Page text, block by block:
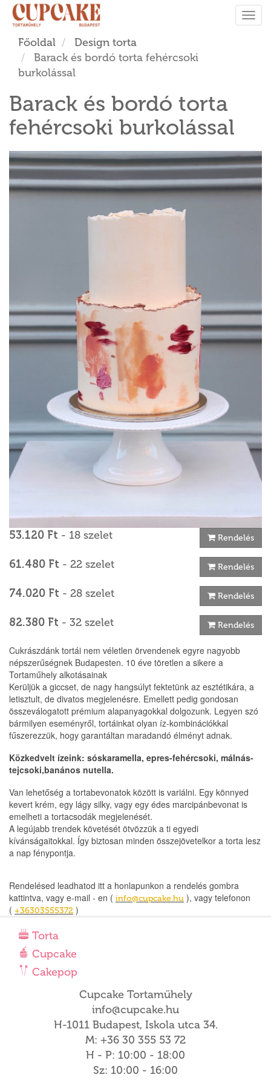
Főoldal
Design torta
Barack és bordó torta fehércsoki
burkolással
Barack és bordó torta
fehércsoki burkolással
53.120 Ft - 18 szelet Rendelés
61.480 Ft - 22 szelet Rendelés
74.020 Ft - 28 szelet Rendelés
82.380 Ft - 32 szelet Rendelés
Cukrászdánk tortái nem véletlen örvendenek egyre nagyobb
népszerűségnek Budapesten. 10 éve töretlen a sikere a
Tortaműhely alkotásainak
Kerüljük a giccset, de nagy hangsúlyt fektetünk az esztétikára, a
letisztult, de divatos megjelenésre. Emellett pedig gondosan
összeválogatott prémium alapanyagokkal dolgozunk. Legyen szó
bármilyen eseményről, tortáinkat olyan íz-kombinációkkal
fűszerezzük, hogy garantáltan maradandó élményt adnak.
Közkedvelt ízeink: sóskaramella, epres-fehércsoki, málnás-
tejcsoki,banános nutella.
Van lehetőség a tortabevonatok között is variálni. Egy könnyed
kevert krém, egy lágy silky, vagy egy édes marcipánbevonat is
emelheti a tortacsodák megjelenését.
A legújabb trendek követését ötvözzük a ti egyedi
kívánságaitokkal. Így biztosan minden összejövetelkor a torta lesz
a nap fénypontja.
Rendelésed leadhatod itt a honlapunkon a rendelés gombra
kattintva, vagy e-mail - en ( info@cupcake.hu ), vagy telefonon
( +36303555372 )
Torta
Cupcake
Cakepop
Cupcake Tortaműhely
info@cupcake.hu
H-1011 Budapest, Iskola utca 34.
M: +36 30 355 53 72
H - P: 10:00 - 18:00
Sz: 10:00 - 16:00